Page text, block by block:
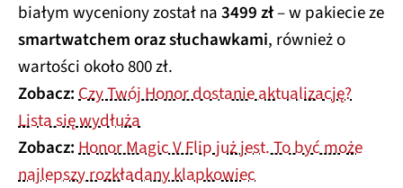
białym wyceniony został na3499 zł– w pakiecie ze
smartwatchem oraz słuchawkami, również o
wartości około 800 zł.
Zobacz:Czy Twój Honor dostanie aktualizację?
Lista się wydłuża
Zobacz:Honor Magic V Flip już jest. To być może
najlepszy rozkładany klapkowiec